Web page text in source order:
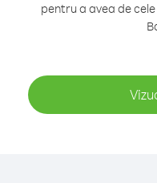
pentru a avea de